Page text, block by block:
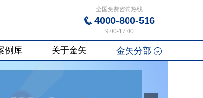
全国免费咨询热线
4000-800-516
9:00-17:00
例库 关于金矢 金矢分部